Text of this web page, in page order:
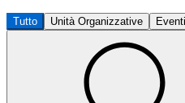
Tutto Unità Organizzative Eventi